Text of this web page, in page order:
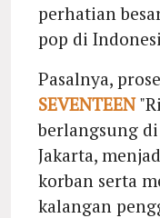
perhatian
pop di
Pasalnya,
SEVENTEEN
berlangsung
Jakarta,
korban serta
kalangan